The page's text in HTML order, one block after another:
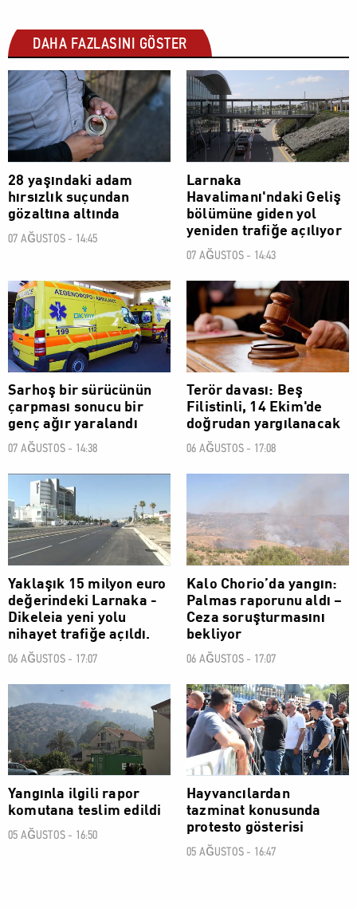
DAHA FAZLASINI GÖSTER
SOSYAL
28 yaşındaki adam
hırsızlık suçundan
gözaltına altında
07 AĞUSTOS - 14:45
SOSYAL
Larnaka
Havalimanı'ndaki Geliş
bölümüne giden yol
yeniden trafiğe açılıyor
07 AĞUSTOS - 14:43
SOSYAL
Sarhoş bir sürücünün
çarpması sonucu bir
genç ağır yaralandı
07 AĞUSTOS - 14:38
Terör davası: Beş
Filistinli, 14 Ekim'de
doğrudan yargılanacak
06 AĞUSTOS - 17:08
Yaklaşık 15 milyon euro
değerindeki Larnaka -
Dikeleia yeni yolu
nihayet trafiğe açıldı.
06 AĞUSTOS - 17:07
Kalo Chorio’da yangın:
Palmas raporunu aldı –
Ceza soruşturmasını
bekliyor
06 AĞUSTOS - 17:07
SOSYAL
Yangınla ilgili rapor
komutana teslim edildi
05 AĞUSTOS - 16:50
SOSYAL
Hayvancılardan
tazminat konusunda
protesto gösterisi
05 AĞUSTOS - 16:47